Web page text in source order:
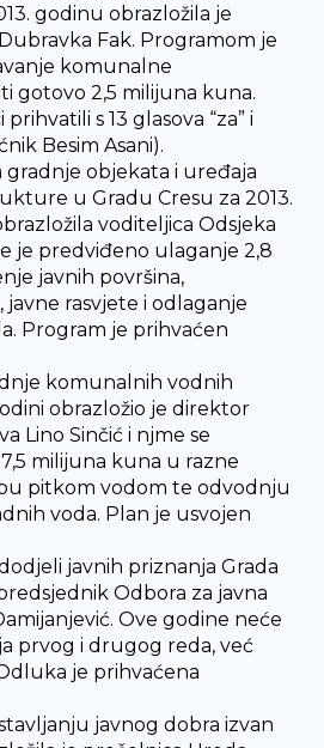
godinu obrazložila je
Fak. Programom je
komunalne
gotovo 2,5 milijuna kuna.
s 13 glasova “za” i
Besim Asani).
objekata i uređaja
u Gradu Cresu za 2013.
voditeljica Odsjeka
je predviđeno ulaganje 2,8
javnih površina,
javne rasvjete i odlaganje
Program je prihvaćen
komunalnih vodnih
obrazložio je direktor
Lino Sinčić i njme se
milijuna kuna u razne
pitkom vodom te odvodnju
voda. Plan je usvojen
javnih priznanja Grada
Odbora za javna
Ove godine neće
prvog i drugog reda, već
je prihvaćena
javnog dobra izvan